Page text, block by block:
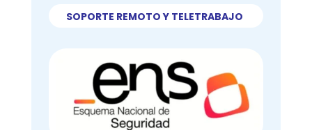
SOPORTE REMOTO Y TELETRABAJO